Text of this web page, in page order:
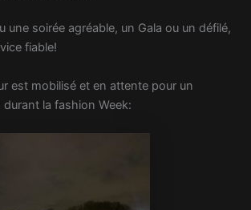
une soirée agréable, un Gala ou un défilé,
fiable!
est mobilisé et en attente pour un
la fashion Week: